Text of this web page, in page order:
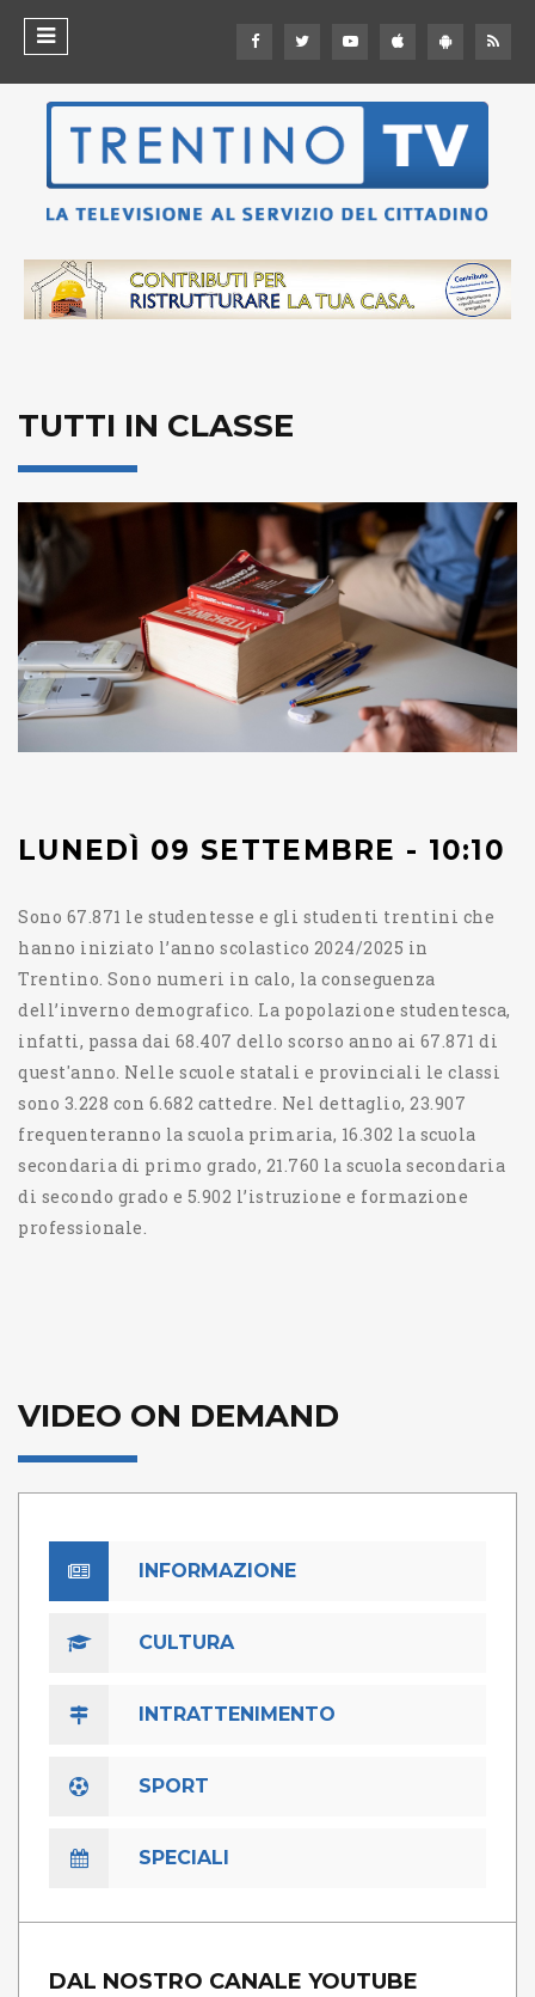
TUTTI IN CLASSE
LUNEDÌ 09 SETTEMBRE - 10:10
Sono 67.871 le studentesse e gli studenti trentini che
hanno iniziato l’anno scolastico 2024/2025 in
Trentino. Sono numeri in calo, la conseguenza
dell’inverno demografico. La popolazione studentesca,
infatti, passa dai 68.407 dello scorso anno ai 67.871 di
quest'anno. Nelle scuole statali e provinciali le classi
sono 3.228 con 6.682 cattedre. Nel dettaglio, 23.907
frequenteranno la scuola primaria, 16.302 la scuola
secondaria di primo grado, 21.760 la scuola secondaria
di secondo grado e 5.902 l’istruzione e formazione
professionale.
VIDEO ON DEMAND
INFORMAZIONE
CULTURA
INTRATTENIMENTO
SPORT
SPECIALI
DAL NOSTRO CANALE YOUTUBE